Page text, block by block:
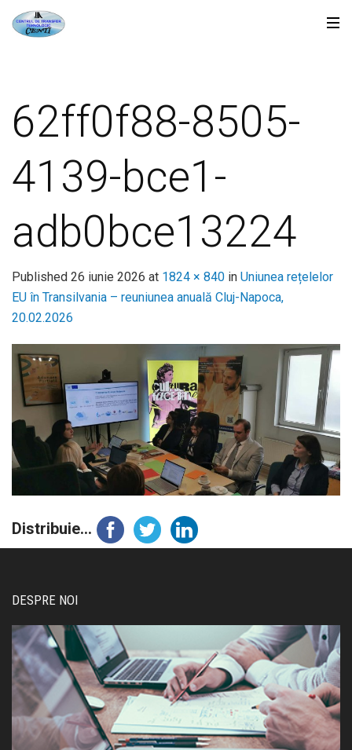
62ff0f88-8505-
4139-bce1-
adb0bce13224
Published 26 iunie 2026 at 1824 × 840 in Uniunea rețelelor
EU în Transilvania – reuniunea anuală Cluj-Napoca,
20.02.2026
Distribuie...
DESPRE NOI